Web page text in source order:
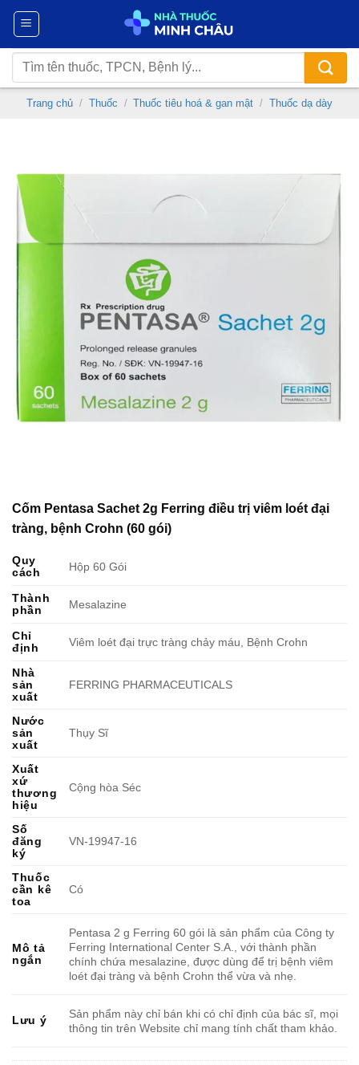
Chuyển
nội
dung
Tìm
kiếm:
Trang chủ / Thuốc / Thuốc tiêu hoá & gan mật / Thuốc dạ dày
Cốm Pentasa Sachet 2g Ferring điều trị viêm loét đại
tràng, bệnh Crohn (60 gói)
Quy
cách
Hộp 60 Gói
Thành
phần
Mesalazine
Chỉ
định
Viêm loét đại trực tràng chảy máu, Bệnh Crohn
Nhà
sản
xuất
FERRING PHARMACEUTICALS
Nước
sản
xuất
Thụy Sĩ
Xuất
xứ
thương
hiệu
Cộng hòa Séc
Số
đăng
ký
VN-19947-16
Thuốc
cần kê
toa
Có
Mô tả
ngắn
Pentasa 2 g Ferring 60 gói là sản phẩm của Công ty
Ferring International Center S.A., với thành phần
chính chứa mesalazine, được dùng để trị bệnh viêm
loét đại tràng và bệnh Crohn thể vừa và nhẹ.
Lưu ý
Sản phẩm này chỉ bán khi có chỉ định của bác sĩ, mọi
thông tin trên Website chỉ mang tính chất tham khảo.